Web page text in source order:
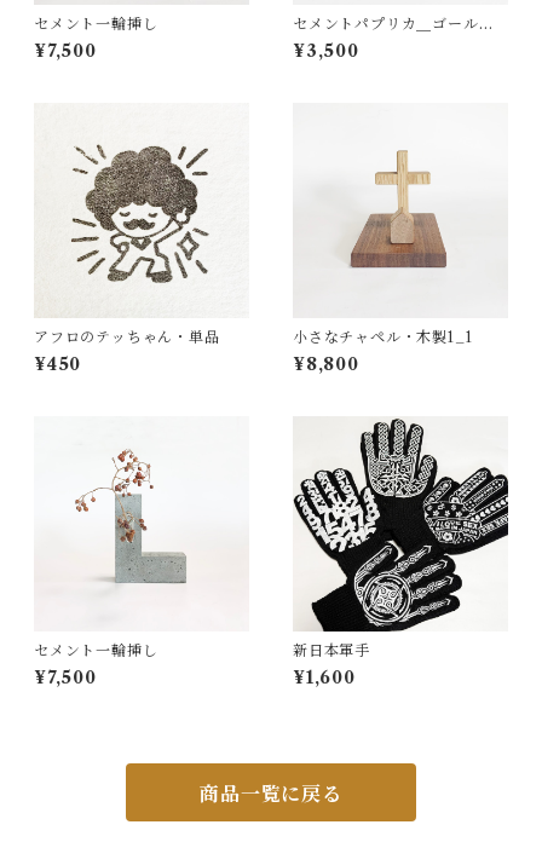
セメント一輪挿し
¥7,500
セメントパプリカ＿ゴールド
虫食い1
¥3,500
アフロのテッちゃん・単品
¥450
小さなチャペル・木製1_1
¥8,800
セメント一輪挿し
¥7,500
新日本軍手
¥1,600
商品一覧に戻る